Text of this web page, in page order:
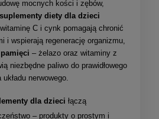
mocnych kości i zębów,
suplementy diety dla dzieci
C i cynk pomagają chronić
i wspierają regenerację organizmu,
– żelazo oraz witaminy z
niezbędne paliwo do prawidłowego
nerwowego.
dla dzieci łączą
– produkty o prostym i